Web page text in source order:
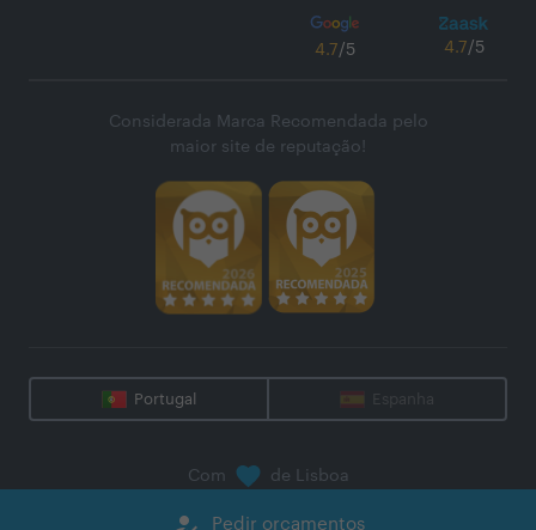
Pedir orçamentos
4.7/5 4.7/5
Considerada Marca Recomendada pelo
maior site de reputação!
Portugal Espanha
Com de Lisboa
Zaask - Plataforma Digital, S.A.